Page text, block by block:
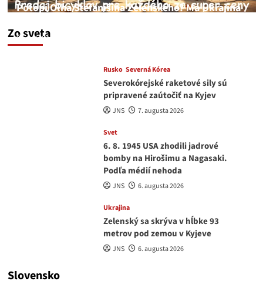
Zo sveta
Potopí Oľha Stefanišina Zelenského? Má Ukrajina
JNS
Rusko Severná Kórea
Severokórejské raketové sily sú
pripravené zaútočiť na Kyjev
JNS 7. augusta 2026
Svet
6. 8. 1945 USA zhodili jadrové
bomby na Hirošimu a Nagasaki.
Podľa médií nehoda
JNS 6. augusta 2026
Ukrajina
Zelenský sa skrýva v hĺbke 93
metrov pod zemou v Kyjeve
JNS 6. augusta 2026
Slovensko